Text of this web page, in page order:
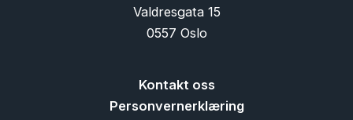
Valdresgata 15
0557 Oslo
Kontakt oss
Personvernerklæring